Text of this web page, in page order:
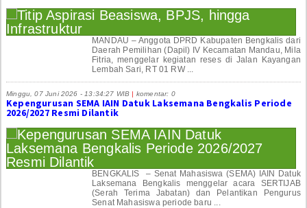
MANDAU – Anggota DPRD Kabupaten Bengkalis dari
Daerah Pemilihan (Dapil) IV Kecamatan Mandau, Mila
Fitria, menggelar kegiatan reses di Jalan Kayangan
Lembah Sari, RT 01 RW ...
Minggu, 07 Juni 2026 - 13:34:27 WIB | komentar: 0
Kepengurusan SEMA IAIN Datuk Laksemana Bengkalis Periode
2026/2027 Resmi Dilantik
BENGKALIS – Senat Mahasiswa (SEMA) IAIN Datuk
Laksemana Bengkalis menggelar acara SERTIJAB
(Serah Terima Jabatan) dan Pelantikan Pengurus
Senat Mahasiswa periode baru ...